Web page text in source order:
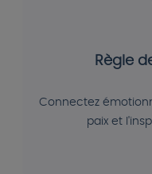
Règle
Connectez
paix et